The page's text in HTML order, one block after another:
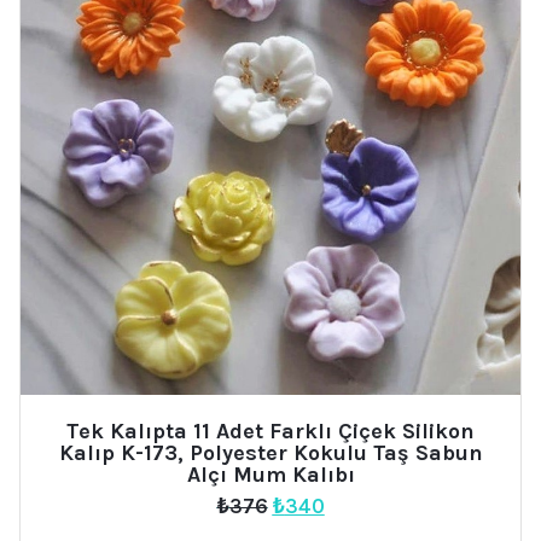
Tek Kalıpta 11 Adet Farklı Çiçek Silikon
Kalıp K-173, Polyester Kokulu Taş Sabun
Alçı Mum Kalıbı
₺376 Orijinal
₺340Şu